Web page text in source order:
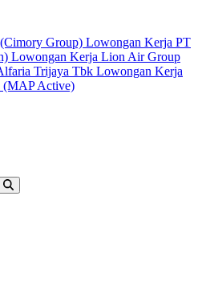
Group) Lowongan Kerja PT
Lowongan Kerja Lion Air Group
Trijaya Tbk Lowongan Kerja
(MAP Active)